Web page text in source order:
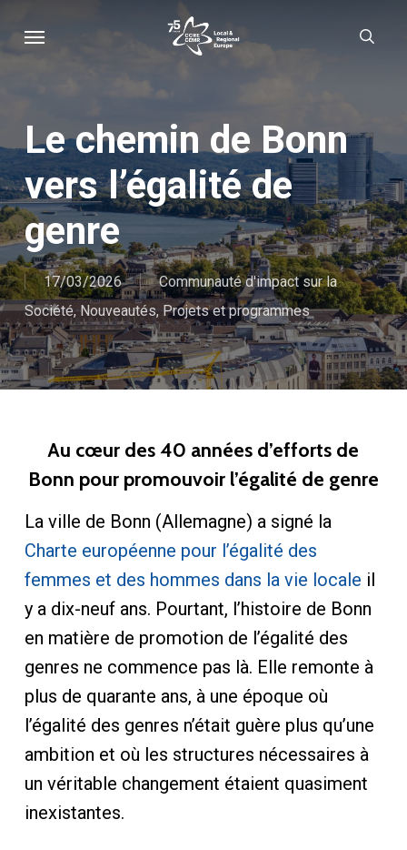
Le chemin de Bonn
vers l’égalité de
genre
17/03/2026
Communauté d'impact sur la
Société,Nouveautés, Projets et programmes
Au cœur des 40 années d’efforts de
Bonn pour promouvoir l’égalité de genre
La ville de Bonn (Allemagne) a signé la
Charte européenne pour l’égalité des
femmes et des hommes dans la vie locale il
y a dix-neuf ans. Pourtant, l’histoire de Bonn
en matière de promotion de l’égalité des
genres ne commence pas là. Elle remonte à
plus de quarante ans, à une époque où
l’égalité des genres n’était guère plus qu’une
ambition et où les structures nécessaires à
un véritable changement étaient quasiment
inexistantes.